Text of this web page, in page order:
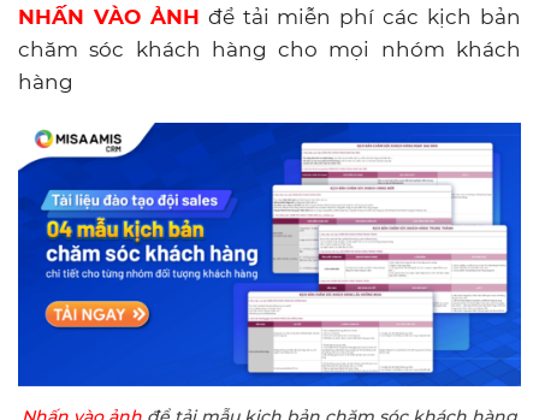
NHẤN VÀO ẢNH để tải miễn phí các kịch bản
chăm sóc khách hàng cho mọi nhóm khách
hàng